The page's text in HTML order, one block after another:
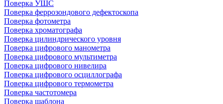
Поверка УШС
Поверка феррозондового дефектоскопа
Поверка фотометра
Поверка хроматографа
Поверка цилиндрического уровня
Поверка цифрового манометра
Поверка цифрового мультиметра
Поверка цифрового нивелира
Поверка цифрового осциллографа
Поверка цифрового термометра
Поверка частотомера
Поверка шаблона